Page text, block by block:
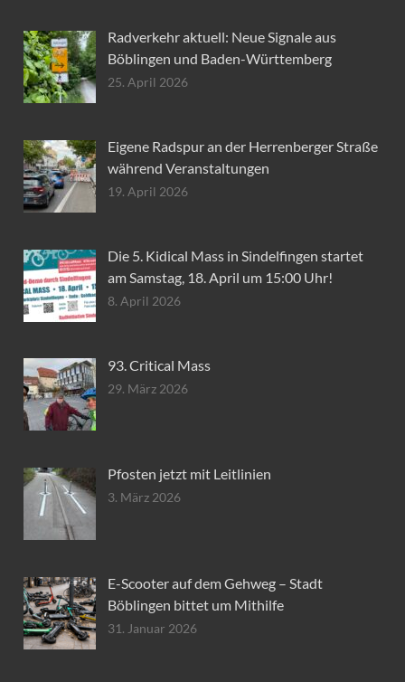
Radverkehr aktuell: Neue Signale aus
Böblingen und Baden-Württemberg
25. April 2026
Eigene Radspur an der Herrenberger Straße
während Veranstaltungen
19. April 2026
Die 5. Kidical Mass in Sindelfingen startet
am Samstag, 18. April um 15:00 Uhr!
8. April 2026
93. Critical Mass
29. März 2026
Pfosten jetzt mit Leitlinien
3. März 2026
E-Scooter auf dem Gehweg – Stadt
Böblingen bittet um Mithilfe
31. Januar 2026